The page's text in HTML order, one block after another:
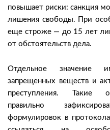
повышает риски: санкция
лишения свободы. При
еще строже — до 15 лет
от обстоятельств дела.
Отдельное значение
запрещенных веществ и
преступления. Такие
правильно
формулировок в